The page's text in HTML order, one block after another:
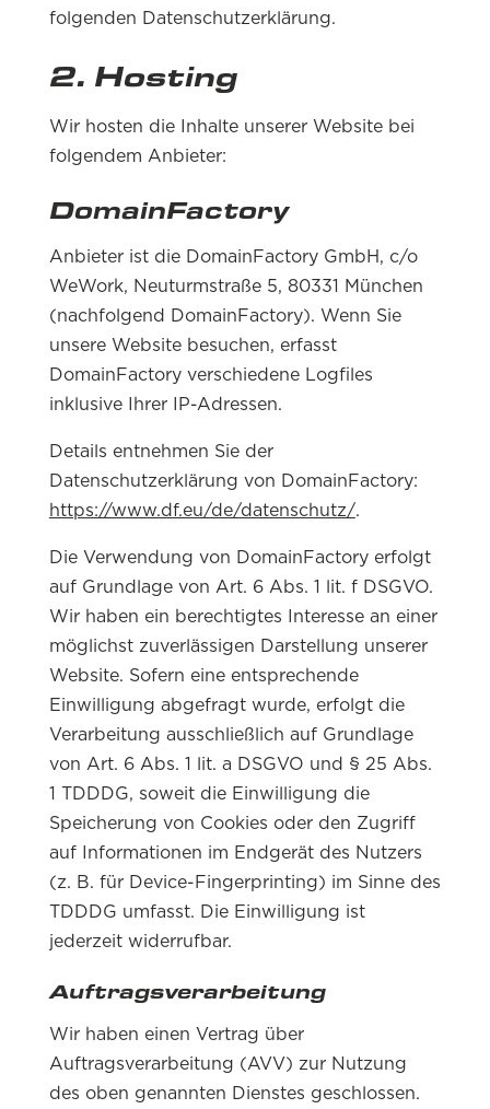
folgenden Datenschutzerklärung.
2. Hosting
Wir hosten die Inhalte unserer Website bei
folgendem Anbieter:
DomainFactory
Anbieter ist die DomainFactory GmbH, c/o
WeWork, Neuturmstraße 5, 80331 München
(nachfolgend DomainFactory). Wenn Sie
unsere Website besuchen, erfasst
DomainFactory verschiedene Logfiles
inklusive Ihrer IP-Adressen.
Details entnehmen Sie der
Datenschutzerklärung von DomainFactory:
https://www.df.eu/de/datenschutz/.
Die Verwendung von DomainFactory erfolgt
auf Grundlage von Art. 6 Abs. 1 lit. f DSGVO.
Wir haben ein berechtigtes Interesse an einer
möglichst zuverlässigen Darstellung unserer
Website. Sofern eine entsprechende
Einwilligung abgefragt wurde, erfolgt die
Verarbeitung ausschließlich auf Grundlage
von Art. 6 Abs. 1 lit. a DSGVO und § 25 Abs.
1 TDDDG, soweit die Einwilligung die
Speicherung von Cookies oder den Zugriff
auf Informationen im Endgerät des Nutzers
(z. B. für Device-Fingerprinting) im Sinne des
TDDDG umfasst. Die Einwilligung ist
jederzeit widerrufbar.
Auftragsverarbeitung
Wir haben einen Vertrag über
Auftragsverarbeitung (AVV) zur Nutzung
des oben genannten Dienstes geschlossen.